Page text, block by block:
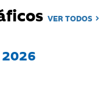
VER TODOS
2026